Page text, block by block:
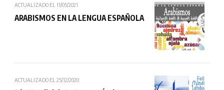
ACTUALIZADO EL 11/05/2021
ARABISMOS EN LA LENGUA ESPAÑOLA
ACTUALIZADO EL 25/12/2020